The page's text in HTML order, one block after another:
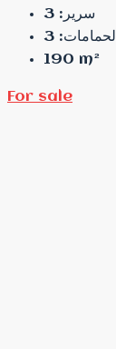
سرير: 3
الحمامات: 3
190 m²
For sale